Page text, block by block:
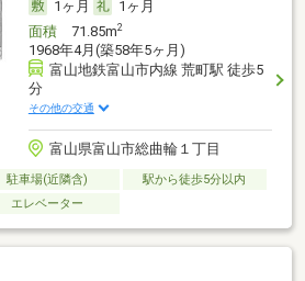
1ヶ月
1ヶ月
面積71.85m2
1968年4月(築58年5ヶ月)
富山地鉄富山市内線 荒町駅 徒歩5
分
その他の交通
富山県富山市総曲輪１丁目
駐車場(近隣含)
駅から徒歩5分以内
エレベーター